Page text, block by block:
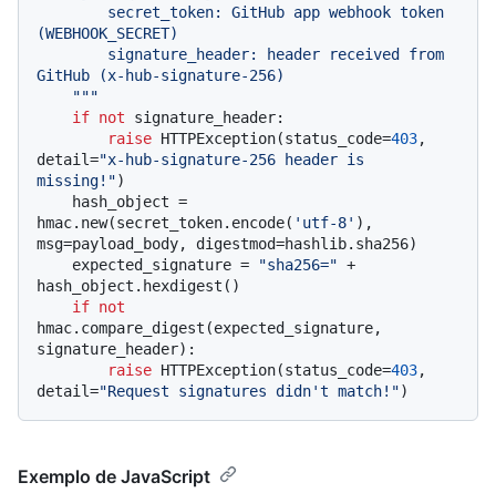
(WEBHOOK_SECRET)
GitHub (x-hub-signature-256)
    """
if not signature_header:
raise HTTPException(status_code=403,
detail="x-hub-signature-256 header is
missing!")
hmac.new(secret_token.encode( 'utf-8' ),
msg=payload_body, digestmod=hashlib.sha256)
    expected_signature =
"sha256=" +
hash_object.hexdigest()
if not
hmac.compare_digest(expected_signature,
signature_header):
raise HTTPException(status_code=403,
detail="Request signatures didn't match!"
Exemplo de JavaScript